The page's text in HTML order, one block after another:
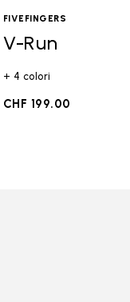
FIVEFINGERS
V-Run
+ 4 colori
CHF 199.00